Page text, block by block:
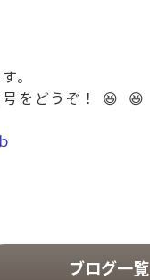
。
をどうぞ！ 😆 😆
ブログ一覧